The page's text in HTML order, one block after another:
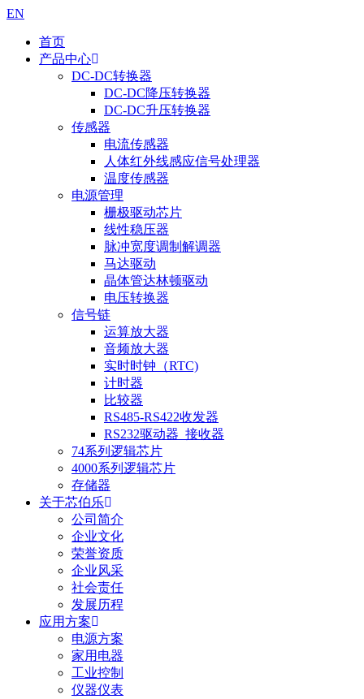
EN
首页
产品中心
DC-DC转换器
DC-DC降压转换器
DC-DC升压转换器
传感器
电流传感器
人体红外线感应信号处理器
温度传感器
电源管理
栅极驱动芯片
线性稳压器
脉冲宽度调制解调器
马达驱动
晶体管达林顿驱动
电压转换器
信号链
运算放大器
音频放大器
实时时钟（RTC)
计时器
比较器
RS485-RS422收发器
RS232驱动器_接收器
74系列逻辑芯片
4000系列逻辑芯片
存储器
关于芯伯乐
公司简介
企业文化
荣誉资质
企业风采
社会责任
发展历程
应用方案
电源方案
家用电器
工业控制
仪器仪表